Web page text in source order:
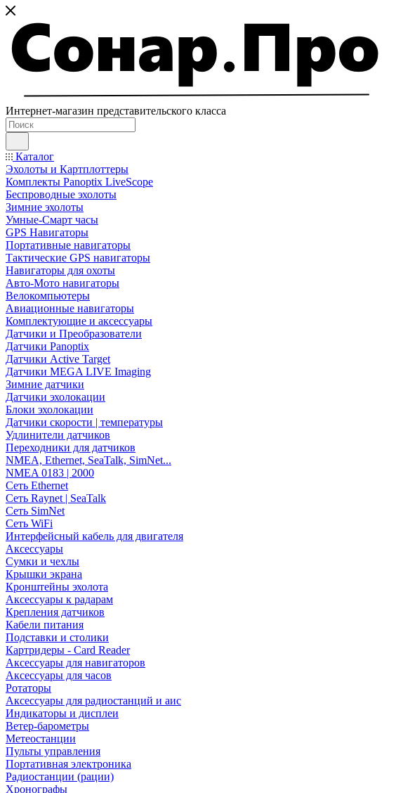
Интернет-магазин представительского класса
Каталог
Эхолоты и Картплоттеры
Комплекты Panoptix LiveScope
Беспроводные эхолоты
Зимние эхолоты
Умные-Смарт часы
GPS Навигаторы
Портативные навигаторы
Тактические GPS навигаторы
Навигаторы для охоты
Авто-Мото навигаторы
Велокомпьютеры
Авиационные навигаторы
Комплектующие и аксессуары
Датчики и Преобразователи
Датчики Panoptix
Датчики Active Target
Датчики MEGA LIVE Imaging
Зимние датчики
Датчики эхолокации
Блоки эхолокации
Датчики скорости | температуры
Удлинители датчиков
Переходники для датчиков
NMEA, Ethernet, SeaTalk, SimNet...
NMEA 0183 | 2000
Сеть Ethernet
Сеть Raynet | SeaTalk
Сеть SimNet
Сеть WiFi
Интерфейсный кабель для двигателя
Аксессуары
Сумки и чехлы
Крышки экрана
Кронштейны эхолота
Аксессуары к радарам
Крепления датчиков
Кабели питания
Подставки и столики
Картридеры - Card Reader
Аксессуары для навигаторов
Аксессуары для часов
Ротаторы
Аксессуары для радиостанций и аис
Индикаторы и дисплеи
Ветер-барометры
Метеостанции
Пульты управления
Портативная электроника
Радиостанции (рации)
Хронографы